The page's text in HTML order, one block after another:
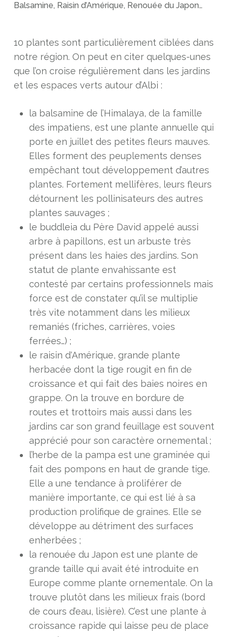
Balsamine, Raisin d’Amérique, Renouée du Japon…
10 plantes sont particulièrement ciblées dans
notre région. On peut en citer quelques-unes
que l’on croise régulièrement dans les jardins
et les espaces verts autour d’Albi :
la balsamine de l’Himalaya, de la famille
des impatiens, est une plante annuelle qui
porte en juillet des petites fleurs mauves.
Elles forment des peuplements denses
empêchant tout développement d’autres
plantes. Fortement mellifères, leurs fleurs
détournent les pollinisateurs des autres
plantes sauvages ;
le buddleia du Père David appelé aussi
arbre à papillons, est un arbuste très
présent dans les haies des jardins. Son
statut de plante envahissante est
contesté par certains professionnels mais
force est de constater qu’il se multiplie
très vite notamment dans les milieux
remaniés (friches, carrières, voies
ferrées…) ;
le raisin d‘Amérique, grande plante
herbacée dont la tige rougit en fin de
croissance et qui fait des baies noires en
grappe. On la trouve en bordure de
routes et trottoirs mais aussi dans les
jardins car son grand feuillage est souvent
apprécié pour son caractère ornemental ;
l’herbe de la pampa est une graminée qui
fait des pompons en haut de grande tige.
Elle a une tendance à proliférer de
manière importante, ce qui est lié à sa
production prolifique de graines. Elle se
développe au détriment des surfaces
enherbées ;
la renouée du Japon est une plante de
grande taille qui avait été introduite en
Europe comme plante ornementale. On la
trouve plutôt dans les milieux frais (bord
de cours d’eau, lisière). C’est une plante à
croissance rapide qui laisse peu de place